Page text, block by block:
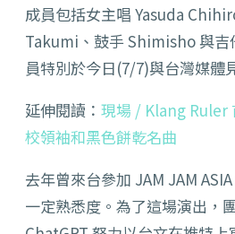
成員包括女主唱 Yasuda
Takumi、鼓手 Shimisho 與吉
員特別於今日(7/7)與台灣媒體
延伸閱讀： 現場 / Klang
校領袖和黑色餅乾名曲
去年曾來台參加 JAM JAM
一定熟悉度。為了這場演出，